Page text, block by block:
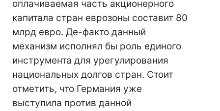
оплачиваемая часть акционерного
капитала стран еврозоны составит 80
млрд евро. Де-факто данный
механизм исполнял бы роль единого
инструмента для урегулирования
национальных долгов стран. Стоит
отметить, что Германия уже
выступила против данной